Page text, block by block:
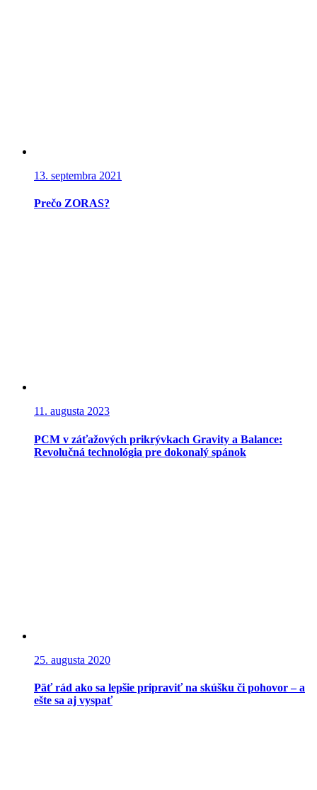
13. septembra 2021
Prečo ZORAS?
11. augusta 2023
PCM v záťažových prikrývkach Gravity a Balance:
Revolučná technológia pre dokonalý spánok
25. augusta 2020
Päť rád ako sa lepšie pripraviť na skúšku či pohovor – a
ešte sa aj vyspať